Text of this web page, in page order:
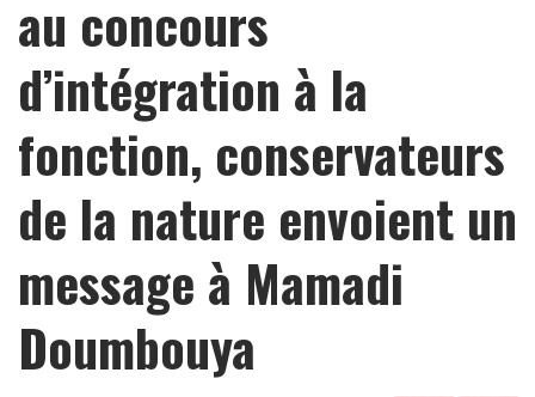
au concours
d’intégration à la
fonction, conservateurs
de la nature envoient un
message à Mamadi
Doumbouya